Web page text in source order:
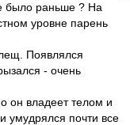
было раньше ? На
уровне парень
Появлялся
- очень
он владеет телом и
умудрялся почти все